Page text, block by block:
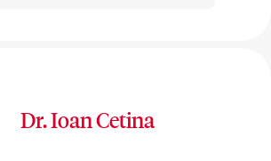
Dr. Ioan Cetina